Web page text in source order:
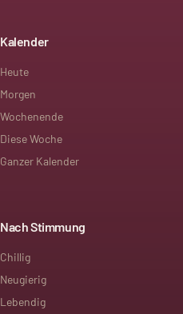
Kalender
Heute
Morgen
Wochenende
Diese Woche
Ganzer Kalender
Nach Stimmung
Chillig
Neugierig
Lebendig